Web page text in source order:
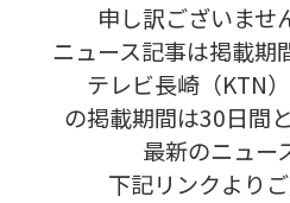
申し訳ございませ
ニュース記事は掲載期
テレビ長崎（KTN
の掲載期間は30日間
最新のニュー
下記リンクよりご